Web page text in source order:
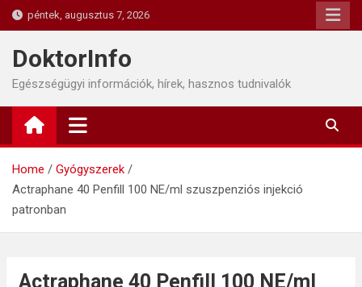
Skip
to
content
péntek, augusztus 7, 2026
DoktorInfo
Egészségügyi információk, hírek, hasznos tudnivalók
Home
Gyógyszerek
Actraphane 40 Penfill 100 NE/ml szuszpenziós injekció
patronban
Actraphane 40 Penfill 100 NE/ml